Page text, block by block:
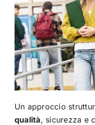
Un approccio
qualità, sicurezza e